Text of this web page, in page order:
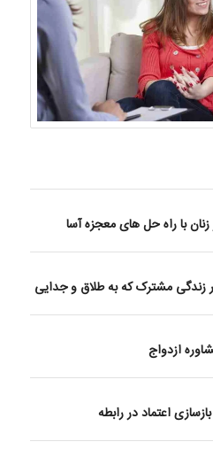
با راه حل های معجزه آسا
زندگی مشترک که به طلاق و جدایی